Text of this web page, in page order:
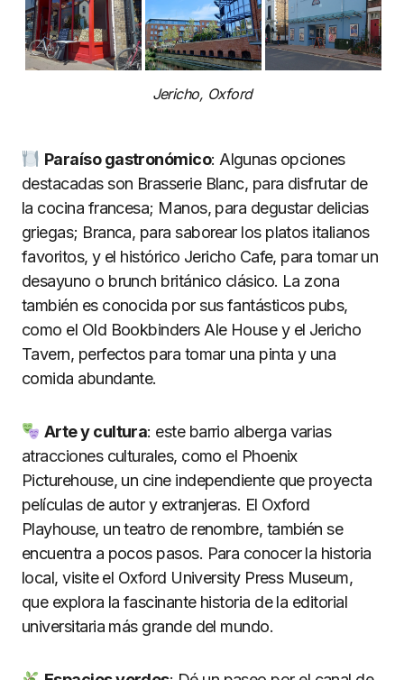
Jericho, Oxford
Paraíso gastronómico: Algunas opciones
destacadas son Brasserie Blanc, para disfrutar de
la cocina francesa; Manos, para degustar delicias
griegas; Branca, para saborear los platos italianos
favoritos, y el histórico Jericho Cafe, para tomar un
desayuno o brunch británico clásico. La zona
también es conocida por sus fantásticos pubs,
como el Old Bookbinders Ale House y el Jericho
Tavern, perfectos para tomar una pinta y una
comida abundante.
Arte y cultura: este barrio alberga varias
atracciones culturales, como el Phoenix
Picturehouse, un cine independiente que proyecta
películas de autor y extranjeras. El Oxford
Playhouse, un teatro de renombre, también se
encuentra a pocos pasos. Para conocer la historia
local, visite el Oxford University Press Museum,
que explora la fascinante historia de la editorial
universitaria más grande del mundo.